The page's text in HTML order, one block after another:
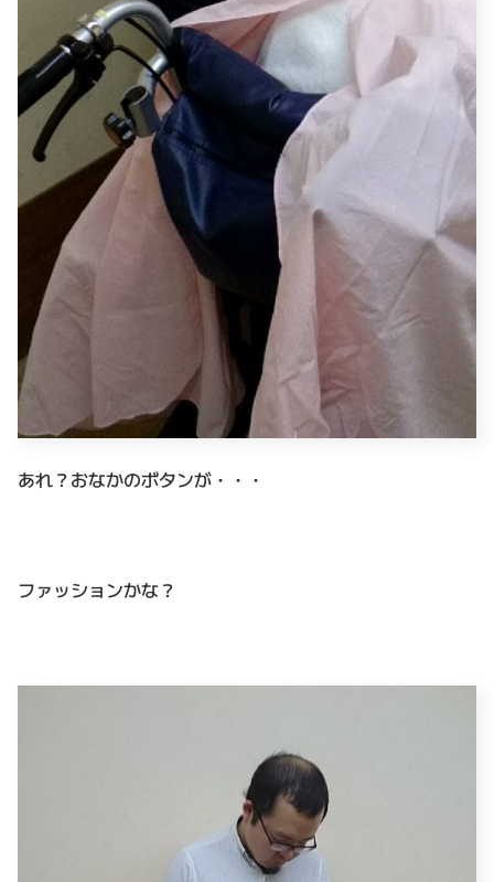
あれ？おなかのボタンが・・・
ファッションかな？